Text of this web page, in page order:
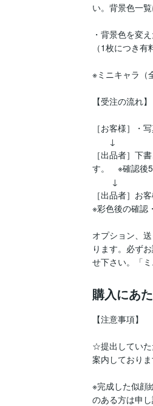
い。背景色一
・背景色を変
（1枚につき有
※ミニキャラ（
【受注の流れ】
［お客様］・
↓
［出品者］下
す。　※確認
［出品者］お
※彩色後の確認
オプション、
ります。必ず
せ下さい。「
購入にあ
【注意事項】
☆提出していた
案内しており
※完成した似顔
のある方は申